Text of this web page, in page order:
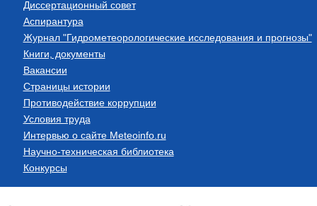
Диссертационный совет
Аспирантура
Журнал "Гидрометеорологические исследования и прогнозы"
Книги, документы
Вакансии
Страницы истории
Противодействие коррупции
Условия труда
Интервью о сайте Meteoinfo.ru
Научно-техническая библиотека
Конкурсы